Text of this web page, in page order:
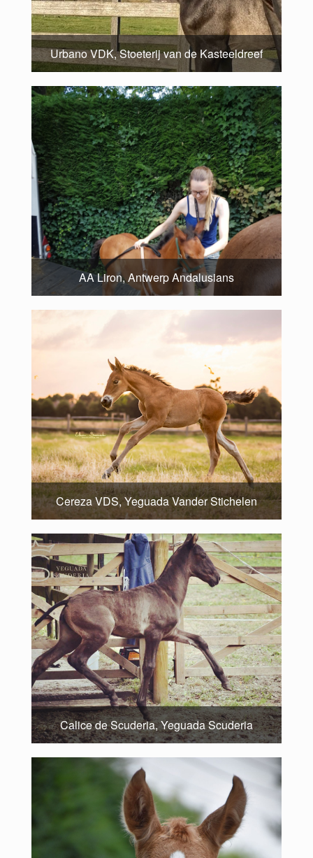
Urbano VDK, Stoeterij van de Kasteeldreef
AA Liron, Antwerp Andalusians
Cereza VDS, Yeguada Vander Stichelen
Calice de Scuderia, Yeguada Scuderia